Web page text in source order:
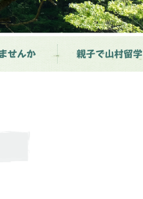
せんか 親子で山村留学